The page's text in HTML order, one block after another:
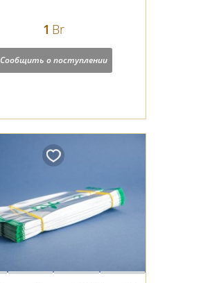
1 Br
Сообщить о поступлении